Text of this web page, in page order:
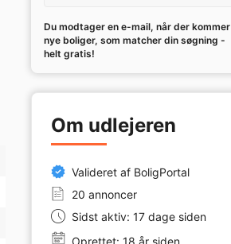
Du modtager en e-mail, når der kommer
nye boliger, som matcher din søgning -
helt gratis!
Om udlejeren
Valideret af BoligPortal
20 annoncer
Sidst aktiv: 17 dage siden